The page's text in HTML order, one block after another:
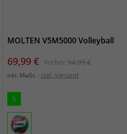
MOLTEN V5M5000 Volleyball
Preis
69,99 € Vorher Verkaufspreis
94,99 €
inkl. MwSt. zzgl. Versand
5